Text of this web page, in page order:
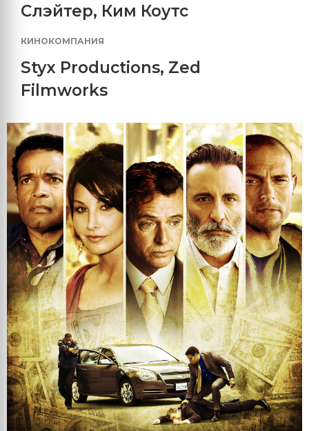
Слэйтер, Ким Коутс
КИНОКОМПАНИЯ
Styx Productions, Zed
Filmworks